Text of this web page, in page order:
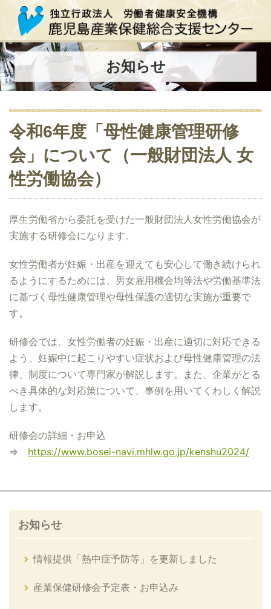
お知らせ
令和6年度「母性健康管理研修
会」について（一般財団法人 女
性労働協会）
厚生労働省から委託を受けた一般財団法人女性労働協会が
実施する研修会になります。
女性労働者が妊娠・出産を迎えても安心して働き続けられ
るようにするためには、男女雇用機会均等法や労働基準法
に基づく母性健康管理や母性保護の適切な実施が重要で
す。
研修会では、女性労働者の妊娠・出産に適切に対応できる
よう、妊娠中に起こりやすい症状および母性健康管理の法
律、制度について専門家が解説します。また、企業がとる
べき具体的な対応策について、事例を用いてくわしく解説
します。
研修会の詳細・お申込
⇒ https://www.bosei-navi.mhlw.go.jp/kenshu2024/
お知らせ
情報提供「熱中症予防等」を更新しました
産業保健研修会予定表・お申込み